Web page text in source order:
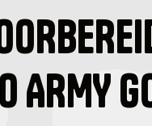
ARMY